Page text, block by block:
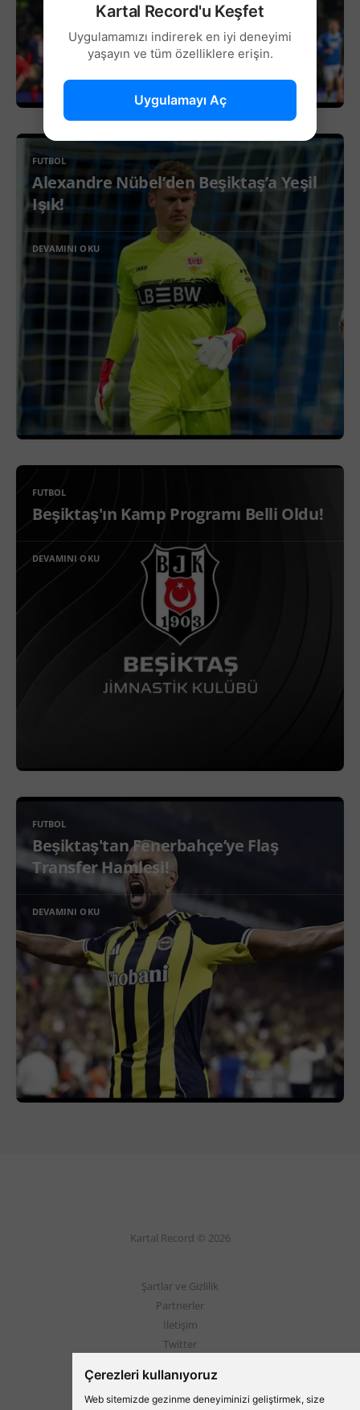
Çerezleri kullanıyoruz
Web sitemizde gezinme deneyiminizi geliştirmek, size
FUTBOL
Alexandre Nübel’den Beşiktaş’a Yeşil
Işık!
DEVAMINI OKU
FUTBOL
Beşiktaş'ın Kamp Programı Belli Oldu!
DEVAMINI OKU
FUTBOL
Beşiktaş'tan Fenerbahçe’ye Flaş
Transfer Hamlesi!
DEVAMINI OKU
Kartal Record © 2026
Şartlar ve Gizlilik
Partnerler
İletişim
Twitter
Kartal Record'u Keşfet
Uygulamamızı indirerek en iyi deneyimi
yaşayın ve tüm özelliklere erişin.
Uygulamayı Aç